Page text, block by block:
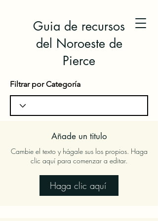
Guia de recursos
del Noroeste de
Pierce
Filtrar por Categoría
Añade un titulo
Cambie el texto y hágale sus los propios. Haga
clic aquí para comenzar a editar.
Haga clic aquí